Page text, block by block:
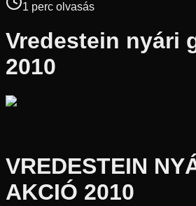
1 perc olvasás
Vredestein nyári
2010
VREDESTEIN
AKCIÓ 2010